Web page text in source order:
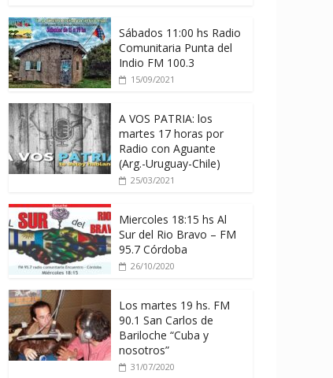
Sábados 11:00 hs Radio
Comunitaria Punta del
Indio FM 100.3
15/09/2021
A VOS PATRIA: los
martes 17 horas por
Radio con Aguante
(Arg.-Uruguay-Chile)
25/03/2021
Miercoles 18:15 hs Al
Sur del Rio Bravo – FM
95.7 Córdoba
26/10/2020
Los martes 19 hs. FM
90.1 San Carlos de
Bariloche “Cuba y
nosotros”
31/07/2020